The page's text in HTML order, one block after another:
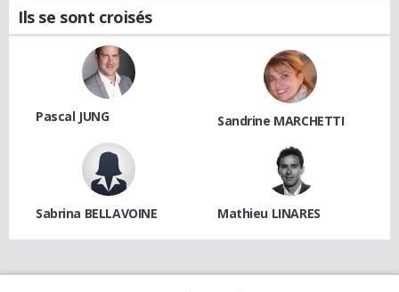
Ils se sont croisés
Pascal JUNG Sandrine MARCHETTI
Sabrina BELLAVOINE Mathieu LINARES